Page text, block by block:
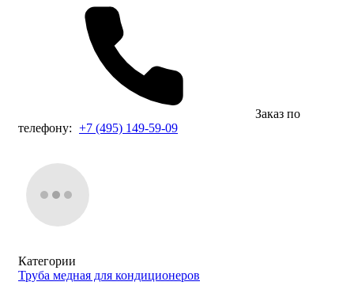
Заказ по
телефону: +7 (495) 149-59-09
Категории
Труба медная для кондиционеров